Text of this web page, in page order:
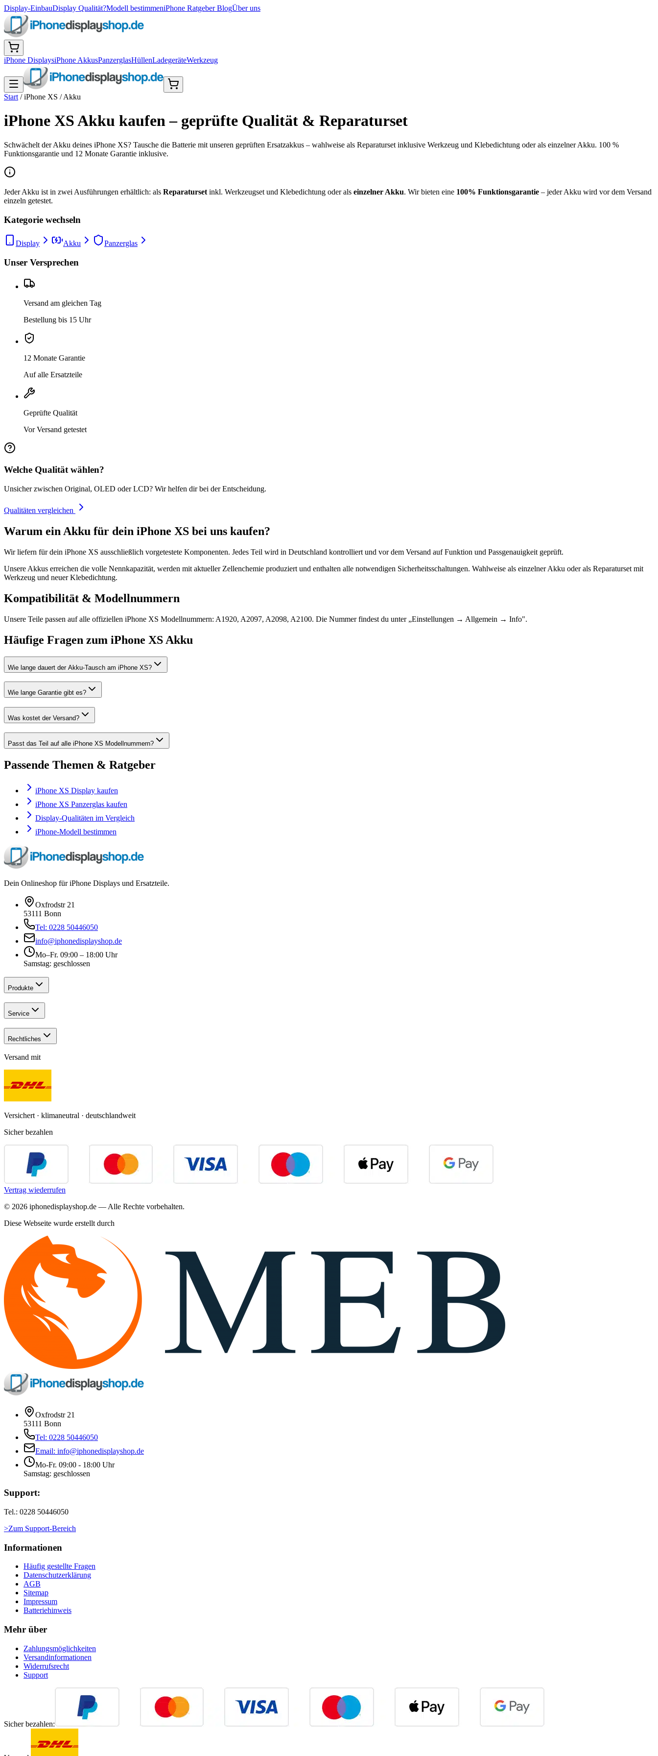
Display-EinbauDisplay Qualität?Modell bestimmeniPhone Ratgeber BlogÜber uns
iPhone DisplaysiPhone AkkusPanzerglasHüllenLadegeräteWerkzeug
Start /iPhone XS /Akku
iPhone XS Akku kaufen – geprüfte Qualität & Reparaturset
Schwächelt der Akku deines iPhone XS? Tausche die Batterie mit unseren geprüften Ersatzakkus – wahlweise als Reparaturset inklusive Werkzeug und Klebedichtung oder als einzelner Akku. 100 %
Funktionsgarantie und 12 Monate Garantie inklusive.
Jeder Akku ist in zwei Ausführungen erhältlich: als Reparaturset inkl. Werkzeugset und Klebedichtung oder als einzelner Akku. Wir bieten eine 100% Funktionsgarantie – jeder Akku wird vor dem Versand
einzeln getestet.
Kategorie wechseln
Display Akku Panzerglas
Unser Versprechen
Versand am gleichen Tag
Bestellung bis 15 Uhr
12 Monate Garantie
Auf alle Ersatzteile
Geprüfte Qualität
Vor Versand getestet
Welche Qualität wählen?
Unsicher zwischen Original, OLED oder LCD? Wir helfen dir bei der Entscheidung.
Qualitäten vergleichen
Warum ein Akku für dein iPhone XS bei uns kaufen?
Wir liefern für dein iPhone XS ausschließlich vorgetestete Komponenten. Jedes Teil wird in Deutschland kontrolliert und vor dem Versand auf Funktion und Passgenauigkeit geprüft.
Unsere Akkus erreichen die volle Nennkapazität, werden mit aktueller Zellenchemie produziert und enthalten alle notwendigen Sicherheitsschaltungen. Wahlweise als einzelner Akku oder als Reparaturset mit
Werkzeug und neuer Klebedichtung.
Kompatibilität & Modellnummern
Unsere Teile passen auf alle offiziellen iPhone XS Modellnummern: A1920, A2097, A2098, A2100. Die Nummer findest du unter „Einstellungen → Allgemein → Info".
Häufige Fragen zum iPhone XS Akku
Wie lange dauert der Akku-Tausch am iPhone XS?
Wie lange Garantie gibt es?
Was kostet der Versand?
Passt das Teil auf alle iPhone XS Modellnummern?
Passende Themen & Ratgeber
iPhone XS Display kaufen
iPhone XS Panzerglas kaufen
Display-Qualitäten im Vergleich
iPhone-Modell bestimmen
Dein Onlineshop für iPhone Displays und Ersatzteile.
Oxfrodstr 21
53111 Bonn
Tel: 0228 50446050
info@iphonedisplayshop.de
Mo–Fr. 09:00 – 18:00 Uhr
Samstag: geschlossen
Produkte
Service
Rechtliches
Versand mit
Versichert · klimaneutral · deutschlandweit
Sicher bezahlen
Vertrag wiederrufen
© 2026 iphonedisplayshop.de — Alle Rechte vorbehalten.
Diese Webseite wurde erstellt durch
Oxfrodstr 21
53111 Bonn
Tel: 0228 50446050
Email: info@iphonedisplayshop.de
Mo-Fr. 09:00 - 18:00 Uhr
Samstag: geschlossen
Support:
Tel.: 0228 50446050
>Zum Support-Bereich
Informationen
Häufig gestellte Fragen
Datenschutzerklärung
AGB
Sitemap
Impressum
Batteriehinweis
Mehr über
Zahlungsmöglichkeiten
Versandinformationen
Widerrufsrecht
Support
Sicher bezahlen: